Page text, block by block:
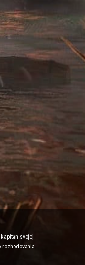
svojej
rozhodovania